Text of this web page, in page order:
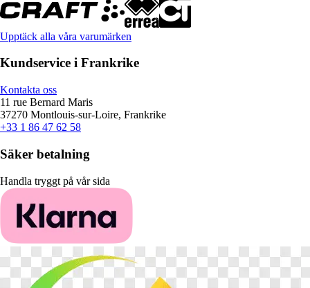
Upptäck alla våra varumärken
Kundservice i Frankrike
Kontakta oss
11 rue Bernard Maris
37270 Montlouis-sur-Loire, Frankrike
+33 1 86 47 62 58
Säker betalning
Handla tryggt på vår sida